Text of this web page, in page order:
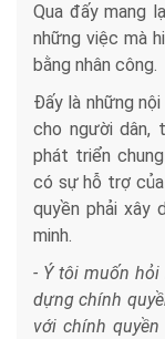
Qua đấy mang
những việc mà
bằng nhân công.
Đấy là những
cho người dân,
phát triển
có sự hỗ trợ
quyền phải xây
minh.
- Ý tôi muốn hỏi
dựng chính
với chính